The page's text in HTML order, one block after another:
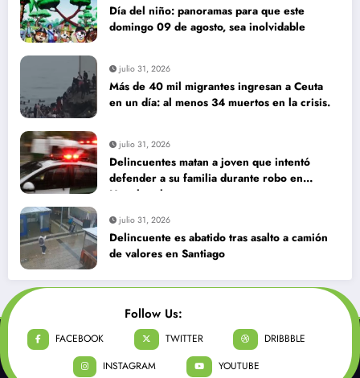
Día del niño: panoramas para que este
domingo 09 de agosto, sea inolvidable
julio 31, 2026
Más de 40 mil migrantes ingresan a Ceuta
en un día: al menos 34 muertos en la crisis.
julio 31, 2026
Delincuentes matan a joven que intentó
defender a su familia durante robo en
Huechuraba
julio 31, 2026
Delincuente es abatido tras asalto a camión
de valores en Santiago
Follow Us:
FACEBOOK TWITTER
DRIBBBLE
INSTAGRAM
YOUTUBE